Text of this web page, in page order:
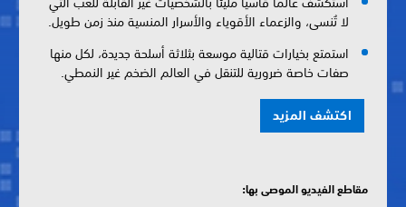
لا تُنسى، والزعماء الأقوياء والأسرار المنسية منذ زمن طويل.
استمتع بخيارات قتالية موسعة بثلاثة أسلحة جديدة، لكل منها
صفات خاصة ضرورية للتنقل في العالم الضخم غير النمطي.
اكتشف المزيد
مقاطع الفيديو الموصى بها: